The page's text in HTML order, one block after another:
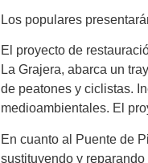
Los populares
El proyecto de
La Grajera, abarca un
de peatones y ciclistas.
medioambientales. El
En cuanto al Puente de
sustituyendo y